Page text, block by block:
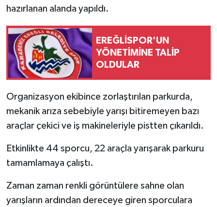
hazırlanan alanda yapıldı.
EREĞLİSPOR'UN
YÖNETİMİNE TALİP
OLDULAR
Organizasyon ekibince zorlaştırılan parkurda,
mekanik arıza sebebiyle yarışı bitiremeyen bazı
araçlar çekici ve iş makineleriyle pistten çıkarıldı.
Etkinlikte 44 sporcu, 22 araçla yarışarak parkuru
tamamlamaya çalıştı.
Zaman zaman renkli görüntülere sahne olan
yarışların ardından dereceye giren sporculara